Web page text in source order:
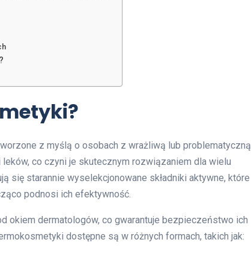
z myślą o osobach z wrażliwą lub problematyczną
co czyni je skutecznym rozwiązaniem dla wielu
się starannie wyselekcjonowane składniki aktywne, które
podnosi ich efektywność.
okiem dermatologów, co gwarantuje bezpieczeństwo ich
dostępne są w różnych formach, takich jak: